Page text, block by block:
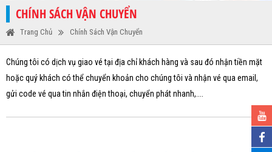
CHÍNH SÁCH VẬN CHUYỂN
Trang Chủ Chính Sách Vận Chuyển
Chúng tôi có dịch vụ giao vé tại địa chỉ khách hàng và sau đó nhận tiền mặt
hoặc quý khách có thể chuyển khoản cho chúng tôi và nhận vé qua email,
gửi code vé qua tin nhắn điện thoại, chuyển phát nhanh,....